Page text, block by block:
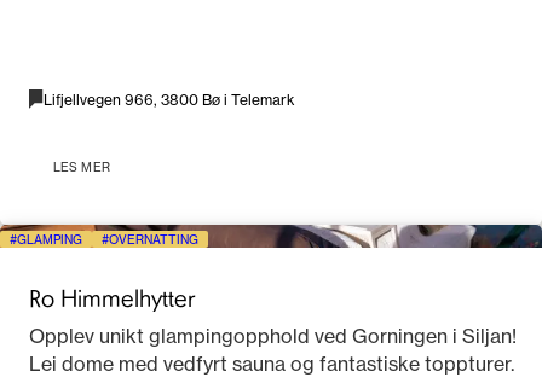
Lifjellvegen 966, 3800 Bø i Telemark
LES MER
GLAMPING OVERNATTING
Ro Himmelhytter
Opplev unikt glampingopphold ved Gorningen i Siljan!
Lei dome med vedfyrt sauna og fantastiske toppturer.